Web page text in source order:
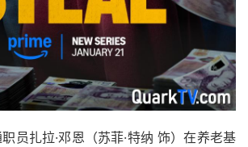
员扎拉·邓恩（苏菲·特纳 饰）在养老基